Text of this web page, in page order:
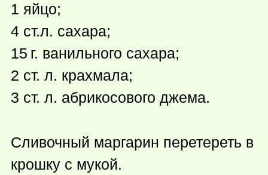
1 яйцо;
4 ст.л. сахара;
15 г. ванильного сахара;
2 ст. л. крахмала;
3 ст. л. абрикосового джема.
Сливочный маргарин перетереть в
крошку с мукой.